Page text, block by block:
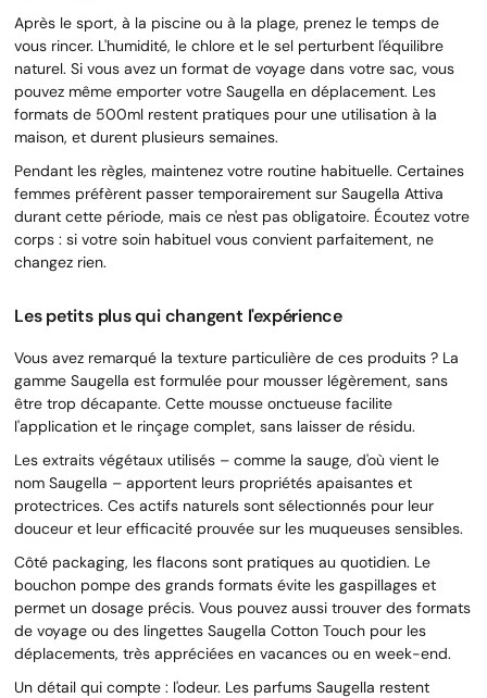
Après le sport, à la piscine ou à la plage, prenez le temps de
vous rincer. L'humidité, le chlore et le sel perturbent l'équilibre
naturel. Si vous avez un format de voyage dans votre sac, vous
pouvez même emporter votre Saugella en déplacement. Les
formats de 500ml restent pratiques pour une utilisation à la
maison, et durent plusieurs semaines.
Pendant les règles, maintenez votre routine habituelle. Certaines
femmes préfèrent passer temporairement sur Saugella Attiva
durant cette période, mais ce n'est pas obligatoire. Écoutez votre
corps : si votre soin habituel vous convient parfaitement, ne
changez rien.
Les petits plus qui changent l'expérience
Vous avez remarqué la texture particulière de ces produits ? La
gamme Saugella est formulée pour mousser légèrement, sans
être trop décapante. Cette mousse onctueuse facilite
l'application et le rinçage complet, sans laisser de résidu.
Les extraits végétaux utilisés – comme la sauge, d'où vient le
nom Saugella – apportent leurs propriétés apaisantes et
protectrices. Ces actifs naturels sont sélectionnés pour leur
douceur et leur efficacité prouvée sur les muqueuses sensibles.
Côté packaging, les flacons sont pratiques au quotidien. Le
bouchon pompe des grands formats évite les gaspillages et
permet un dosage précis. Vous pouvez aussi trouver des formats
de voyage ou des lingettes Saugella Cotton Touch pour les
déplacements, très appréciées en vacances ou en week-end.
Un détail qui compte : l'odeur. Les parfums Saugella restent